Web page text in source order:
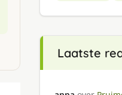
Laatste